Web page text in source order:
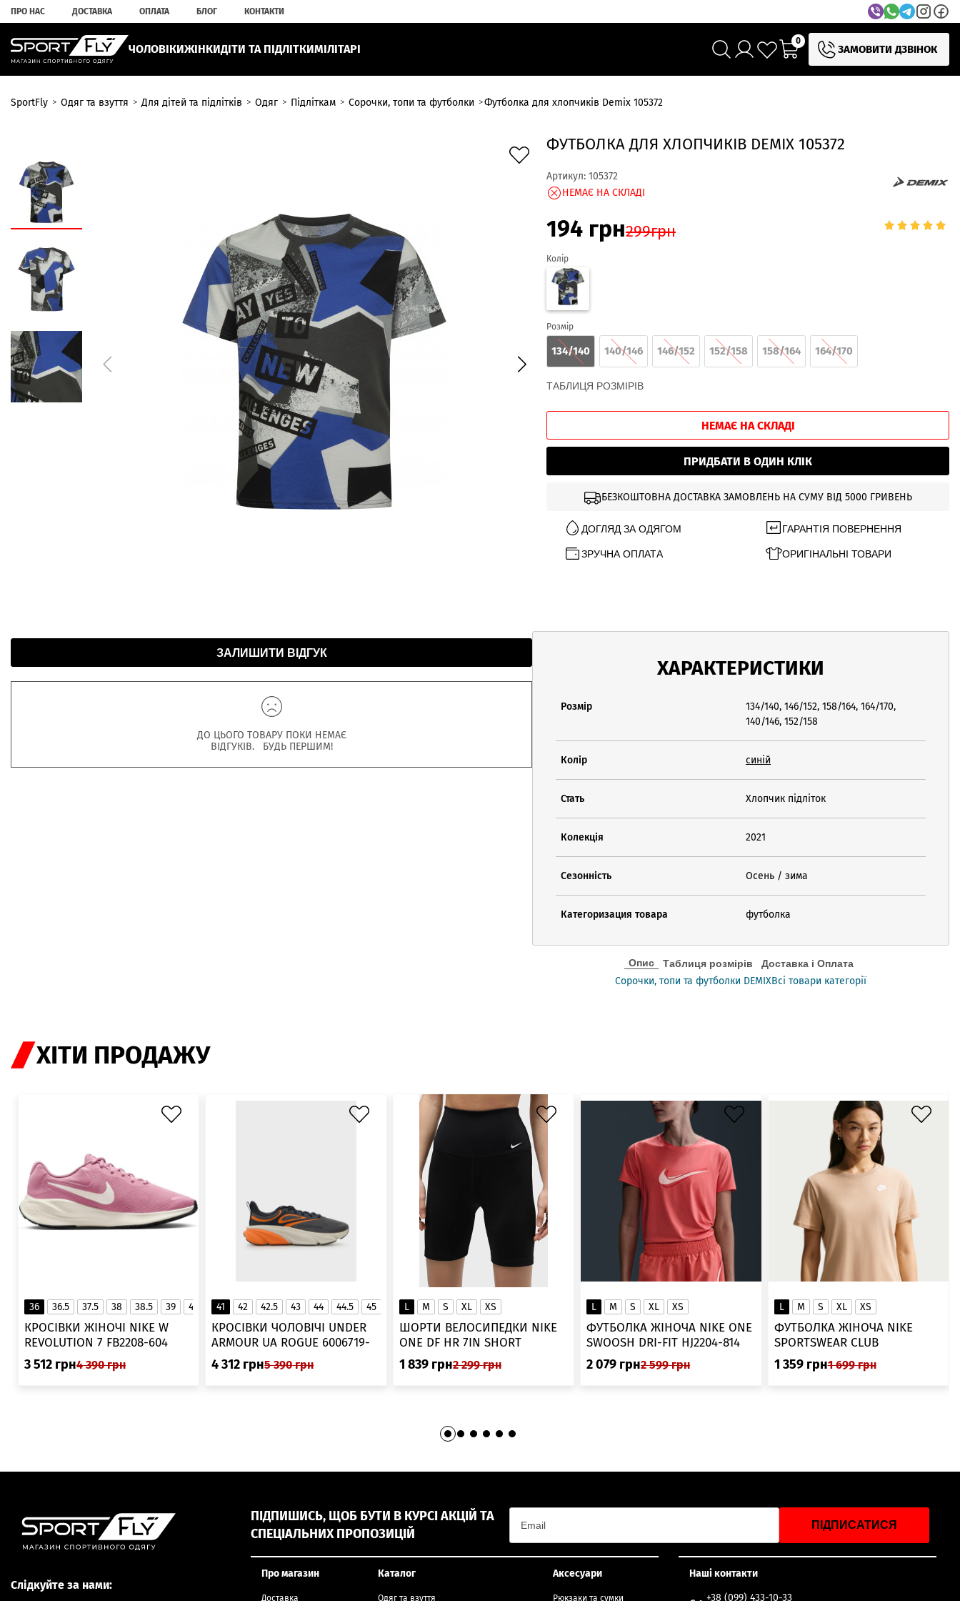
ПРО НАС ДОСТАВКА ОПЛАТА БЛОГ КОНТАКТИ
ЧОЛОВІКИЖІНКИДІТИ ТА ПІДЛІТКИМІЛІТАРІ
0
ЗАМОВИТИ ДЗВІНОК
SportFly Одяг та взуття Для дітей та підлітків Одяг Підліткам Сорочки, топи та футболки Футболка для хлопчиків Demix 105372
ФУТБОЛКА ДЛЯ ХЛОПЧИКІВ DEMIX 105372
Артикул: 105372
НЕМАЄ НА СКЛАДІ
194 грн299грн
Колір
Розмір
134/140 140/146 146/152 152/158 158/164 164/170
ТАБЛИЦЯ РОЗМІРІВ
НЕМАЄ НА СКЛАДІ
ПРИДБАТИ В ОДИН КЛІК
БЕЗКОШТОВНА ДОСТАВКА ЗАМОВЛЕНЬ НА СУМУ ВІД 5000 ГРИВЕНЬ
ДОГЛЯД ЗА ОДЯГОМ ГАРАНТІЯ ПОВЕРНЕННЯ
ЗРУЧНА ОПЛАТА ОРИГІНАЛЬНІ ТОВАРИ
ЗАЛИШИТИ ВІДГУК
ДО ЦЬОГО ТОВАРУ ПОКИ НЕМАЄ
ВІДГУКІВ. БУДЬ ПЕРШИМ!
ХАРАКТЕРИСТИКИ
Розмір
134/140, 146/152, 158/164, 164/170,
140/146, 152/158
Колір синій
Стать Хлопчик підліток
Колекція 2021
Сезонність Осень / зима
Категоризация товара футболка
Опис Таблиця розмірів Доставка і Оплата
Сорочки, топи та футболки DEMIXВсі товари категорії
ХІТИ ПРОДАЖУ
36 36.5 37.5 38 38.5 39 40 40.5
41
▲
КРОСІВКИ ЖІНОЧІ NIKE W
REVOLUTION 7 FB2208-604
3 512 грн4 390 грн
41 42 42.5 43 44 44.5 45 45.5
46
▲
КРОСІВКИ ЧОЛОВІЧІ UNDER
ARMOUR UA ROGUE 6006719-
025
4 312 грн5 390 грн
L M S XL XS
ШОРТИ ВЕЛОСИПЕДКИ NIKE
ONE DF HR 7IN SHORT
DV9022-010
1 839 грн2 299 грн
L M S XL XS
ФУТБОЛКА ЖІНОЧА NIKE ONE
SWOOSH DRI-FIT HJ2204-814
2 079 грн2 599 грн
L M S XL XS
ФУТБОЛКА ЖІНОЧА NIKE
SPORTSWEAR CLUB
ESSENTIALS DX7902-286
1 359 грн1 699 грн
Слідкуйте за нами:
ПІДПИШИСЬ, ЩОБ БУТИ В КУРСІ АКЦІЙ ТА
СПЕЦІАЛЬНИХ ПРОПОЗИЦІЙ
ПІДПИСАТИСЯ
Про магазин
Доставка
Каталог
Одяг та взуття
Аксесуари
Рюкзаки та сумки
Наші контакти
+38 (099) 433-10-33